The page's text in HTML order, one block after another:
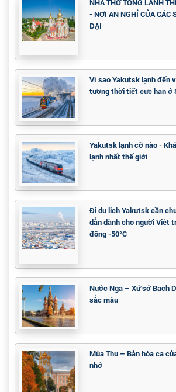
NHÀ THỜ TỔNG LÃNH
- NƠI AN NGHỈ CỦA CÁC
ĐẠI
Vì sao Yakutsk lạnh đến
tượng thời tiết cực hạn ở
Yakutsk lạnh cỡ nào -
lạnh nhất thế giới
Đi du lịch Yakutsk cần
dẫn dành cho người Việt
đông -50°C
Nước Nga – Xứ sở Bạch
sắc màu
Mùa Thu – Bản hòa ca
nhớ